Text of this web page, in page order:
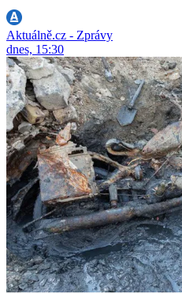
Aktuálně.cz - Zprávy
dnes, 15:30